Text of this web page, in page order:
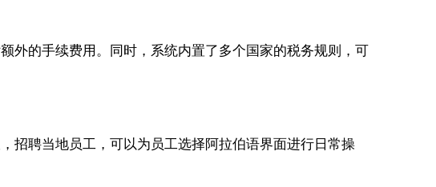
外的手续费用。同时，系统内置了多个国家的税务规则，可
招聘当地员工，可以为员工选择阿拉伯语界面进行日常操